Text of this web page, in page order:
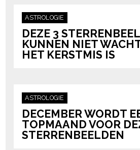
ASTROLOGIE
DEZE 3
KUNNEN NIET
HET KERSTMIS IS
ASTROLOGIE
DECEMBER WORDT
TOPMAAND VOOR
STERRENBEELDEN